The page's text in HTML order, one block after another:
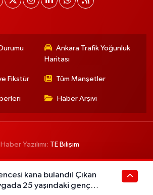
Ankara Trafik Yoğunluk
Haritası
Fikstür Tüm Manşetler
Haber Arşivi
Haber Yazılımı: TE Bilişim
kana bulandı! Çıkan
25 yaşındaki genç